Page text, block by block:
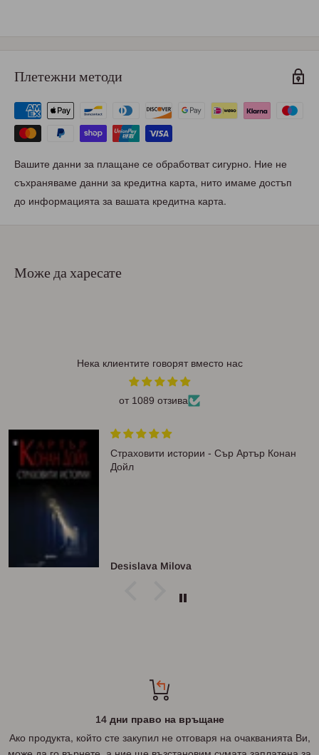
Плетежни методи
Вашите данни за плащане се обработват сигурно. Ние не
съхраняваме данни за кредитна карта, нито имаме достъп
до информацията за вашата кредитна карта.
Може да харесате
Нека клиентите говорят вместо нас
от 1089 отзива
Страховити истории - Сър Артър Конан
Дойл
Desislava Milova
14 дни право на връщане
Ако продукта, който сте закупил не отговаря на очакванията Ви,